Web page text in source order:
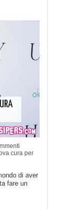
cura per
di aver
fare un